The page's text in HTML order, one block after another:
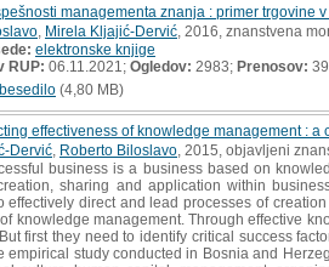
managementa znanja : primer trgovine
Mirela Kljajić-Dervić , 2016, znanstvena
elektronske knjige
RUP: 06.11.2021; Ogledov: 2983; Prenosov: 39
(4,80 MB)
effectiveness of knowledge management :
Dervić Roberto Biloslavo , 2015, objavljeni
business is a business based on
sharing and application within
effectively direct and lead processes of
knowledge management. Through effective
first they need to identify critical success
empirical study conducted in Bosnia and